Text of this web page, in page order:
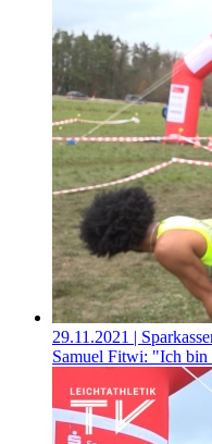
29.11.2021 |
Samuel Fitwi: "Ich bin